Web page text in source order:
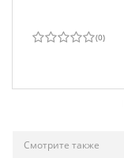
(0)
Смотрите также